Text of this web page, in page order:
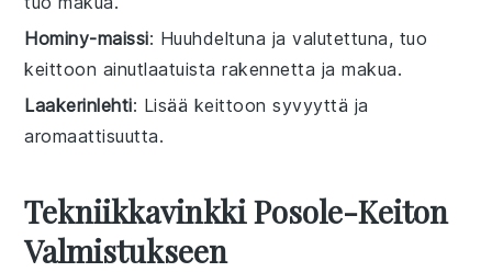
Hominy-maissi: Huuhdeltuna ja valutettuna, tuo
keittoon ainutlaatuista rakennetta ja makua.
Laakerinlehti: Lisää keittoon syvyyttä ja
aromaattisuutta.
Tekniikkavinkki Posole-Keiton
Valmistukseen